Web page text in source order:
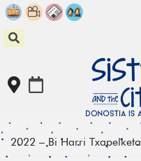
Skip
to
content
2022 – Bi Harri Txapelketa